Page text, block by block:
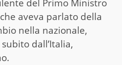
del Primo Ministro
aveva parlato della
nella nazionale,
dall’Italia,